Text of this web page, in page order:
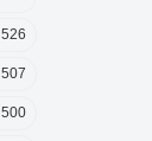
526
507
500